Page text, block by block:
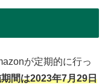
が定期的に行っ
間は2023年7月29日